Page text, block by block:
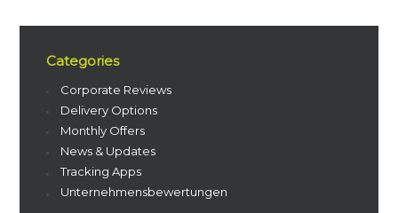
Categories
Corporate Reviews
Delivery Options
Monthly Offers
News & Updates
Tracking Apps
Unternehmensbewertungen